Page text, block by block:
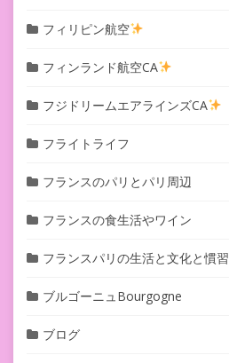
フィリピン航空
フィンランド航空CA
フジドリームエアラインズCA
フライトライフ
フランスのパリとパリ周辺
フランスの食生活やワイン
フランスパリの生活と文化と慣習
ブルゴーニュBourgogne
ブログ